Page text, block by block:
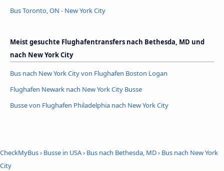
Bus Toronto, ON - New York City
Meist gesuchte Flughafentransfers nach Bethesda, MD und
nach New York City
Bus nach New York City von Flughafen Boston Logan
Flughafen Newark nach New York City Busse
Busse von Flughafen Philadelphia nach New York City
CheckMyBus› Busse in USA› Bus nach Bethesda, MD› Bus nach New York
City